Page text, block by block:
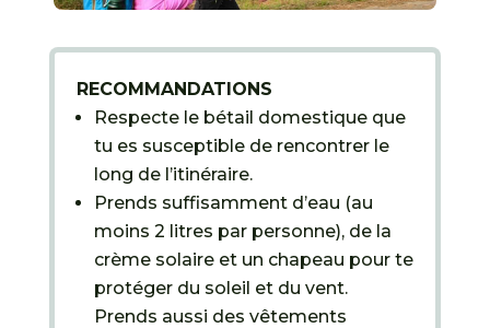
RECOMMANDATIONS
Respecte le bétail domestique que
tu es susceptible de rencontrer le
long de l’itinéraire.
Prends suffisamment d’eau (au
moins 2 litres par personne), de la
crème solaire et un chapeau pour te
protéger du soleil et du vent.
Prends aussi des vêtements